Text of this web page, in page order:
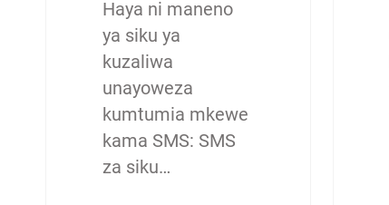
Haya ni maneno
ya siku ya
kuzaliwa
unayoweza
kumtumia mkewe
kama SMS: SMS
za siku…